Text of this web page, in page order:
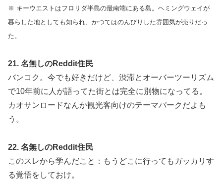
※ キーウエストはフロリダ半島の最南端にある島。ヘミングウェイが
暮らした地としても知られ、かつてはのんびりした雰囲気が売りだっ
た。
21. 名無しのReddit住民
バンコク。今でも好きだけど、渋滞とオーバーツーリズム
で10年前に人が語ってた街とは完全に別物になってる。
カオサンロードなんか観光客向けのテーマパークだよも
う。
22. 名無しのReddit住民
このスレから学んだこと：もうどこに行ってもガッカリす
る覚悟をしておけ。